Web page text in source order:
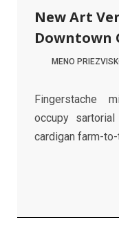
New Art
Downtown
MENO
Fingerstache
occupy
cardigan farm-